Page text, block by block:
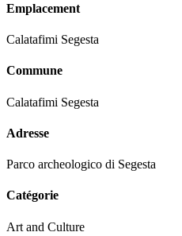
Emplacement
Calatafimi Segesta
Commune
Calatafimi Segesta
Adresse
Parco archeologico di Segesta
Catégorie
Art and Culture